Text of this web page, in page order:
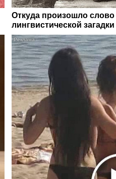
Откуда произошло слово
лингвистической